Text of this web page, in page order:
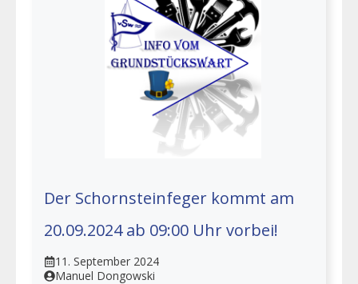
Der Schornsteinfeger kommt am
20.09.2024 ab 09:00 Uhr vorbei!
11. September 2024
Manuel Dongowski